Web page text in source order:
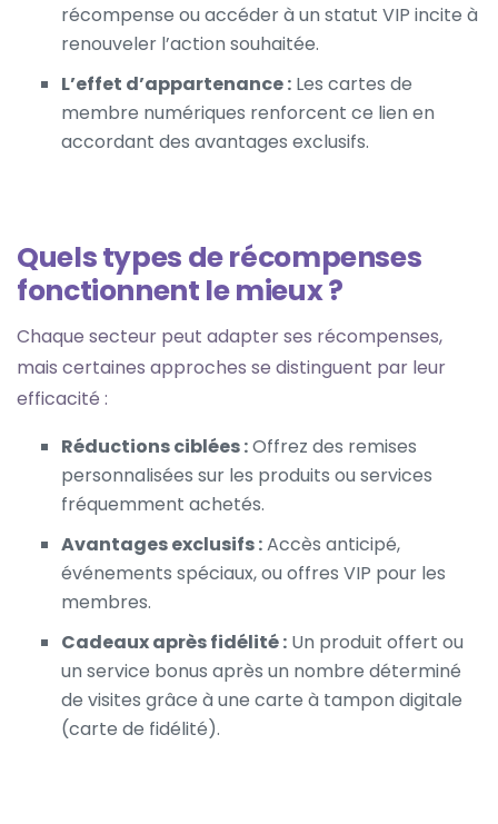
récompense ou accéder à un statut VIP incite à
renouveler l’action souhaitée.
L’effet d’appartenance : Les cartes de
membre numériques renforcent ce lien en
accordant des avantages exclusifs.
Quels types de récompenses
fonctionnent le mieux ?
Chaque secteur peut adapter ses récompenses,
mais certaines approches se distinguent par leur
efficacité :
Réductions ciblées :Offrez des remises
personnalisées sur les produits ou services
fréquemment achetés.
Avantages exclusifs :Accès anticipé,
événements spéciaux, ou offres VIP pour les
membres.
Cadeaux après fidélité : Un produit offert ou
un service bonus après un nombre déterminé
de visites grâce à une carte à tampon digitale
(carte de fidélité).